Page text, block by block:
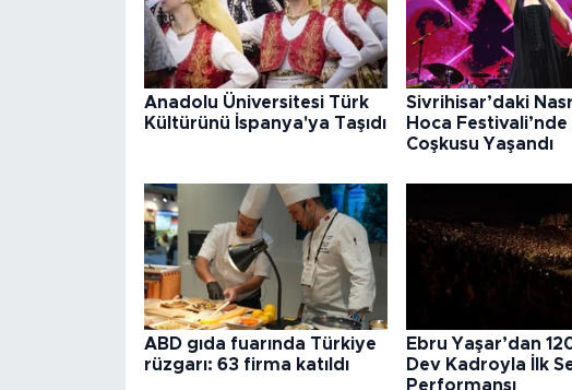
Anadolu Üniversitesi Türk
Kültürünü İspanya'ya Taşıdı
Sivrihisar’daki
Hoca
Coşkusu Yaşandı
ABD gıda fuarında Türkiye
rüzgarı: 63 firma katıldı
Ebru Yaşar’dan
Dev Kadroyla İlk
Performansı